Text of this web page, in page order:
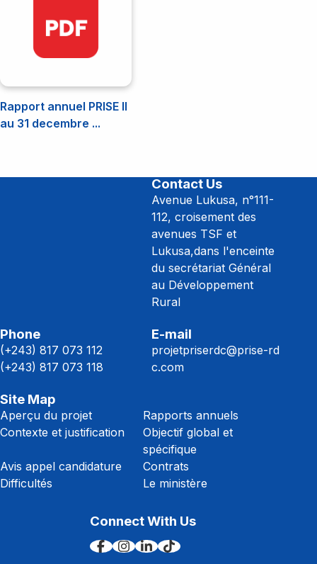
Rapport annuel PRISE II
au 31 decembre ...
Contact Us
Avenue Lukusa, n°111-
112, croisement des
avenues TSF et
Lukusa,dans l'enceinte
du secrétariat Général
au Développement
Rural
Phone
(+243) 817 073 112
(+243) 817 073 118
E-mail
projetpriserdc@prise-rd
c.com
Site Map
Aperçu du projet
Rapports annuels
Contexte et justification
Objectif global et
spécifique
Avis appel candidature
Contrats
Difficultés
Le ministère
Connect With Us